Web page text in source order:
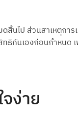
สิ้นไป ส่วนสาเหตุกา
กันเองก่อนกำหนด
ง่าย